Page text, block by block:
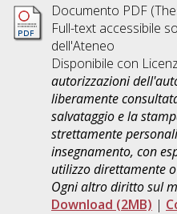
Documento PDF
Full-text accessibile
dell'Ateneo
Disponibile con
autorizzazioni
liberamente
salvataggio e la
strettamente
insegnamento, con
utilizzo direttamente
Ogni altro diritto sul
Download (2MB) |